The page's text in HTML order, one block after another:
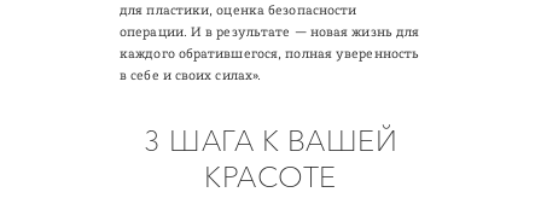
для пластики, оценка безопасности
операции. И в результате — новая жизнь для
каждого обратившегося, полная уверенность
в себе и своих силах».
3 ШАГА К ВАШЕЙ
КРАСОТЕ